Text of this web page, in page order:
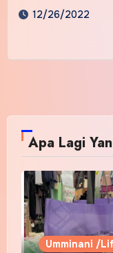
12/26/2022
Apa Lagi
Umminani /